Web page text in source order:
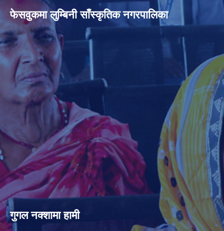
फेसवुकमा लुम्बिनी साँस्कृतिक नगरपालिका
गुगल नक्शामा हामी